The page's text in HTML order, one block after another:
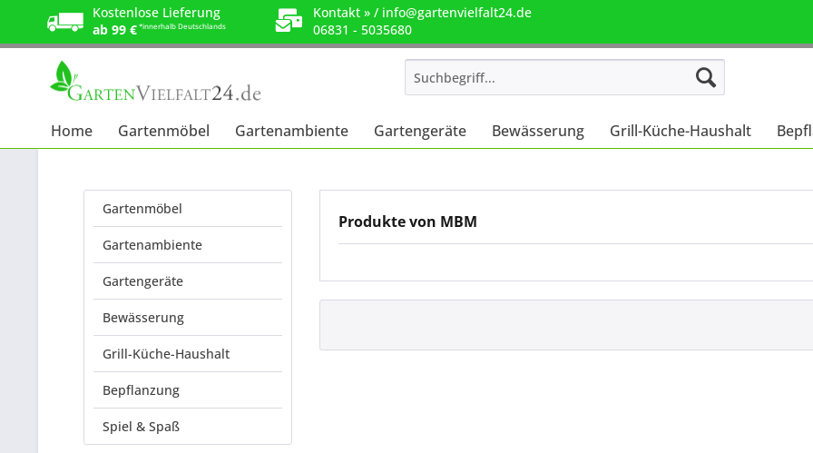
Kostenlose Lieferung
ab 99 €*innerhalb Deutschlands
Kontakt »/ info@gartenvielfalt24.de
06831 - 5035680
Home Gartenmöbel Gartenambiente Gartengeräte Bewässerung Grill-Küche-Haushalt
Gartenmöbel
Gartenambiente
Gartengeräte
Bewässerung
Grill-Küche-Haushalt
Bepflanzung
Spiel & Spaß
Produkte von MBM